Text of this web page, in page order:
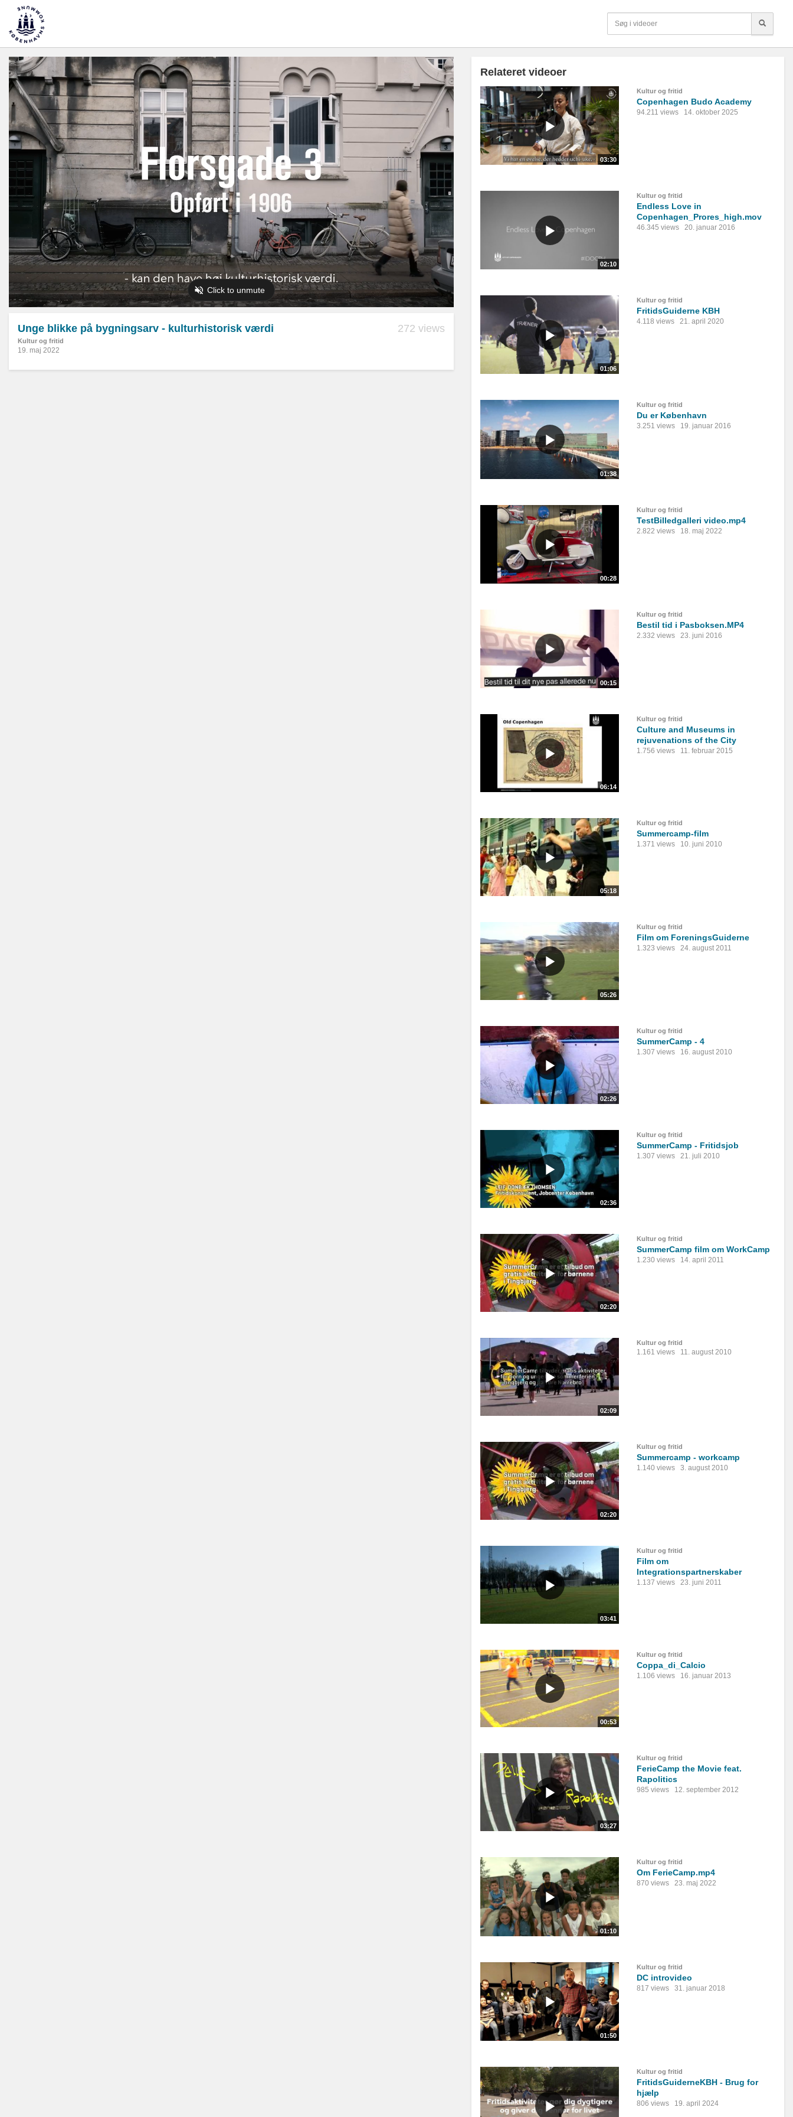
Unge blikke på bygningsarv - kulturhistorisk værdi
Kultur og fritid
272 views
19. maj 2022
Relateret videoer
03:30
Kultur og fritid
Copenhagen Budo Academy
94.211 views 14. oktober 2025
02:10
Kultur og fritid
Endless Love in
Copenhagen_Prores_high.mov
46.345 views 20. januar 2016
01:06
Kultur og fritid
FritidsGuiderne KBH
4.118 views 21. april 2020
01:38
Kultur og fritid
Du er København
3.251 views 19. januar 2016
00:28
Kultur og fritid
TestBilledgalleri video.mp4
2.822 views 18. maj 2022
00:15
Kultur og fritid
Bestil tid i Pasboksen.MP4
2.332 views 23. juni 2016
06:14
Kultur og fritid
Culture and Museums in
rejuvenations of the City
1.756 views 11. februar 2015
05:18
Kultur og fritid
Summercamp-film
1.371 views 10. juni 2010
05:26
Kultur og fritid
Film om ForeningsGuiderne
1.323 views 24. august 2011
02:26
Kultur og fritid
SummerCamp - 4
1.307 views 16. august 2010
02:36
Kultur og fritid
SummerCamp - Fritidsjob
1.307 views 21. juli 2010
02:20
Kultur og fritid
SummerCamp film om WorkCamp
1.230 views 14. april 2011
02:09
Kultur og fritid
1.161 views 11. august 2010
02:20
Kultur og fritid
Summercamp - workcamp
1.140 views 3. august 2010
03:41
Kultur og fritid
Film om
Integrationspartnerskaber
1.137 views 23. juni 2011
00:53
Kultur og fritid
Coppa_di_Calcio
1.106 views 16. januar 2013
03:27
Kultur og fritid
FerieCamp the Movie feat.
Rapolitics
985 views 12. september 2012
01:10
Kultur og fritid
Om FerieCamp.mp4
870 views 23. maj 2022
01:50
Kultur og fritid
DC introvideo
817 views 31. januar 2018
Kultur og fritid
FritidsGuiderneKBH - Brug for
hjælp
806 views 19. april 2024